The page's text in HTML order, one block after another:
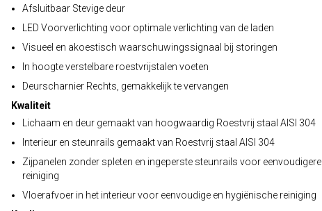
Afsluitbaar Stevige deur
LED Voorverlichting voor optimale verlichting van de laden
Visueel en akoestisch waarschuwingssignaal bij storingen
In hoogte verstelbare roestvrijstalen voeten
Deurscharnier Rechts, gemakkelijk te vervangen
Kwaliteit
Lichaam en deur gemaakt van hoogwaardig Roestvrij staal AISI 304
Interieur en steunrails gemaakt van Roestvrij staal AISI 304
Zijpanelen zonder spleten en ingeperste steunrails voor eenvoudigere
reiniging
Vloerafvoer in het interieur voor eenvoudige en hygiënische reiniging